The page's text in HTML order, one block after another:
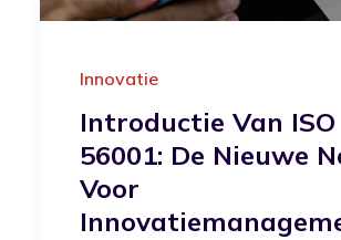
Innovatie
Introductie Van ISO
56001: De Nieuwe
Voor